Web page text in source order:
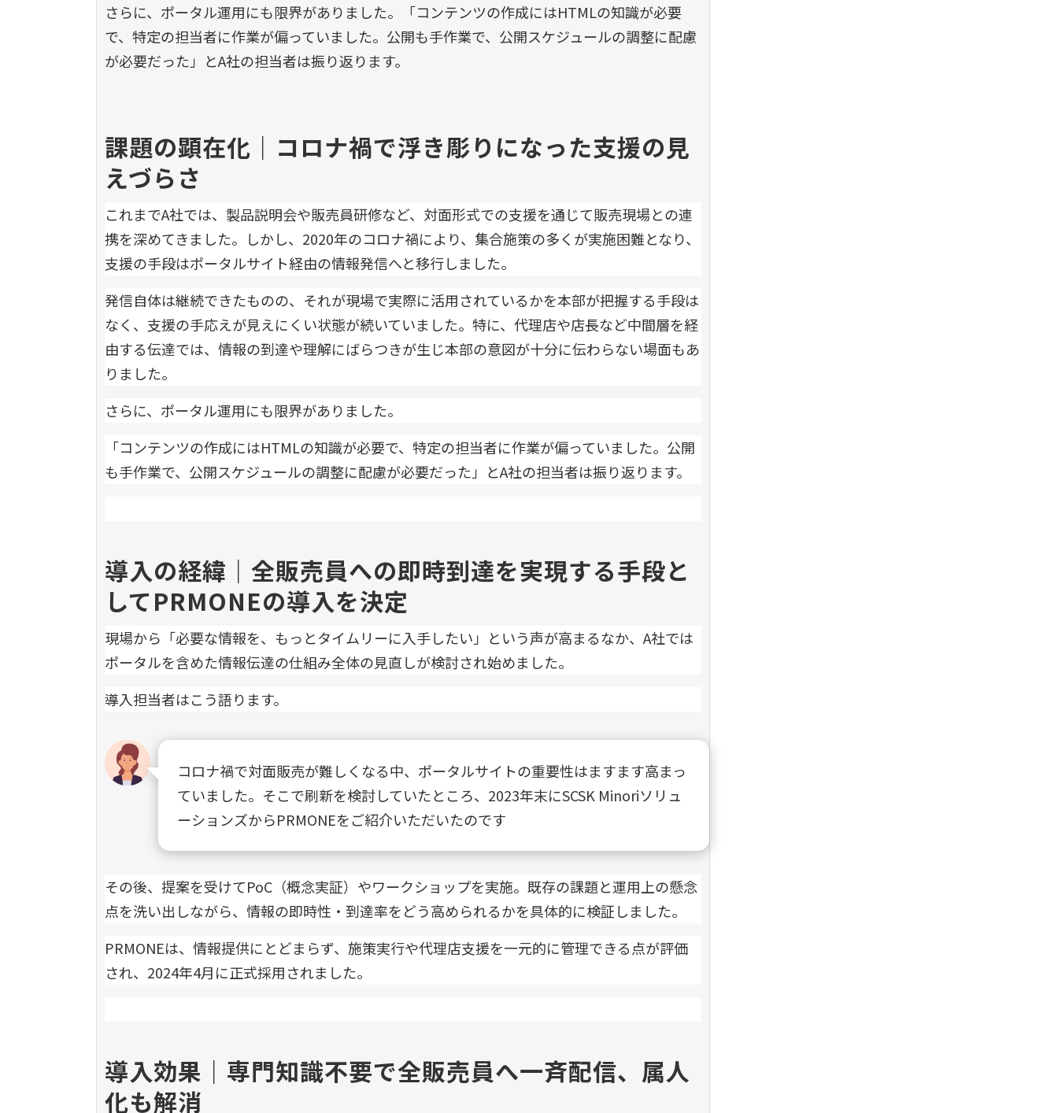
さらに、ポータル運用にも限界がありました。「コンテンツの作成にはHTMLの知識が必要
で、特定の担当者に作業が偏っていました。公開も手作業で、公開スケジュールの調整に配慮
が必要だった」とA社の担当者は振り返ります。
課題の顕在化｜コロナ禍で浮き彫りになった支援の見
えづらさ
これまでA社では、製品説明会や販売員研修など、対面形式での支援を通じて販売現場との連
携を深めてきました。しかし、2020年のコロナ禍により、集合施策の多くが実施困難となり、
支援の手段はポータルサイト経由の情報発信へと移行しました。
発信自体は継続できたものの、それが現場で実際に活用されているかを本部が把握する手段は
なく、支援の手応えが見えにくい状態が続いていました。特に、代理店や店長など中間層を経
由する伝達では、情報の到達や理解にばらつきが生じ本部の意図が十分に伝わらない場面もあ
りました。
さらに、ポータル運用にも限界がありました。
「コンテンツの作成にはHTMLの知識が必要で、特定の担当者に作業が偏っていました。公開
も手作業で、公開スケジュールの調整に配慮が必要だった」とA社の担当者は振り返ります。
導入の経緯｜全販売員への即時到達を実現する手段と
してPRMONEの導入を決定
現場から「必要な情報を、もっとタイムリーに入手したい」という声が高まるなか、A社では
ポータルを含めた情報伝達の仕組み全体の見直しが検討され始めました。
導入担当者はこう語ります。
コロナ禍で対面販売が難しくなる中、ポータルサイトの重要性はますます高まっ
ていました。そこで刷新を検討していたところ、2023年末にSCSK Minoriソリュ
ーションズからPRMONEをご紹介いただいたのです
その後、提案を受けてPoC（概念実証）やワークショップを実施。既存の課題と運用上の懸念
点を洗い出しながら、情報の即時性・到達率をどう高められるかを具体的に検証しました。
PRMONEは、情報提供にとどまらず、施策実行や代理店支援を一元的に管理できる点が評価
され、2024年4月に正式採用されました。
導入効果｜専門知識不要で全販売員へ一斉配信、属人
化も解消